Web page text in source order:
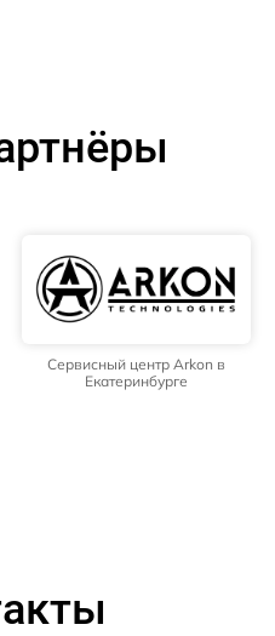
Сервисный центр Arkon в
Екатеринбурге